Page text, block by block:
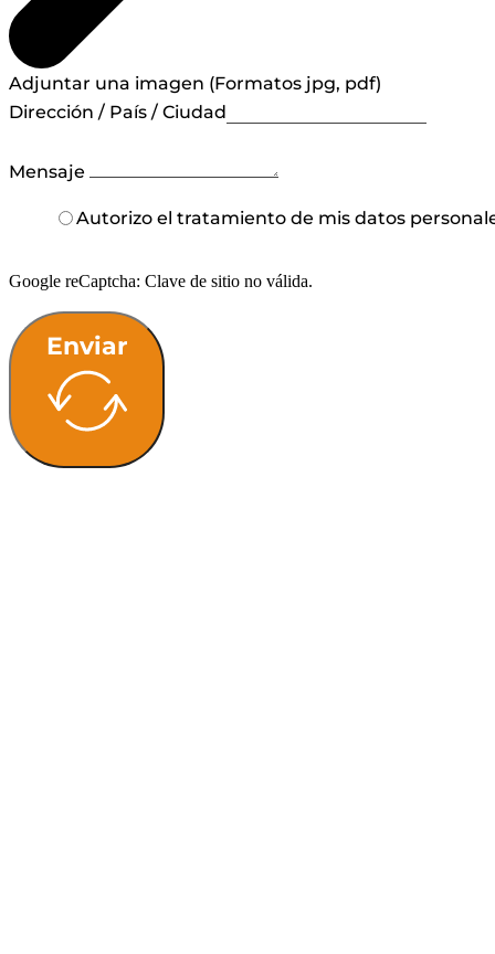
Adjuntar una imagen (Formatos jpg, pdf)
Dirección / País / Ciudad
Mensaje
Autorizo el tratamiento de mis datos
Google reCaptcha: Clave de sitio no válida.
Enviar